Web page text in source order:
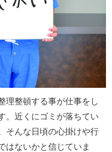
理整頓する事が仕事をし
。近くにゴミが落ちてい
そんな日頃の心掛けや行
はないかと信じていま